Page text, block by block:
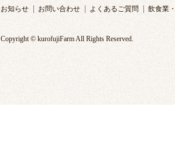
お知らせ お問い合わせ よくあるご質問 飲食業
Copyright © kurofujiFarm All Rights Reserved.